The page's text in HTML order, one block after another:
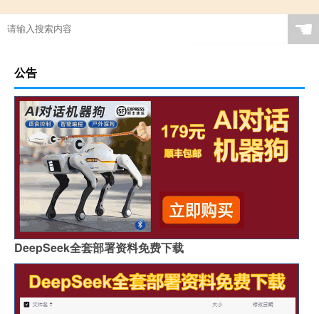
☚
公告
DeepSeek全套部署资料免费下载